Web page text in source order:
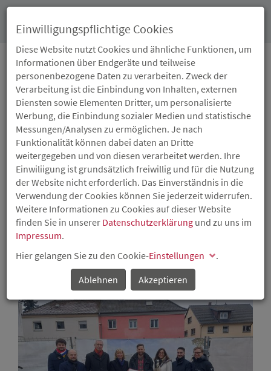
22.01.2024
BEZAHLBARES UND
KLIMAGERECHTES
WOHNEN IN MAINZ:
FÖRDERBESCHEID AN
BAUHERR THOMAS
KRÄUTER
Darlehen
in Höhe von 2,8 Millionen Euro und
Tilgungszuschuss von rund 1,4 Millionen Euro
Einwilligungspflichtige Cookies
Diese Website nutzt Cookies und ähnliche Funktionen, um
Informationen über Endgeräte und teilweise
personenbezogene Daten zu verarbeiten. Zweck der
Verarbeitung ist die Einbindung von Inhalten, externen
Diensten sowie Elementen Dritter, um personalisierte
Werbung, die Einbindung sozialer Medien und statistische
Messungen/Analysen zu ermöglichen. Je nach
Funktionalität können dabei daten an Dritte
weitergegeben und von diesen verarbeitet werden. Ihre
Einwiliigung ist grundsätzlich freiwillig und für die Nutzung
der Website nicht erforderlich. Das Einverständnis in die
Verwendung der Cookies können Sie jederzeit widerrufen.
Weitere Informationen zu Cookies auf dieser Website
finden Sie in unserer Datenschutzerklärung und zu uns im
Impressum.
Hier gelangen Sie zu den Cookie-Einstellungen
.
Ablehnen
Akzeptieren